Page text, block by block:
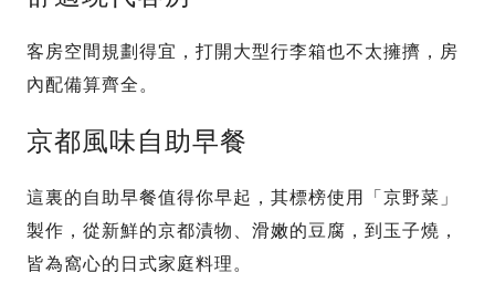
客房空間規劃得宜，打開大型行李箱也不太擁擠，房
內配備算齊全。
京都風味自助早餐
這裏的自助早餐值得你早起，其標榜使用「京野菜」
製作，從新鮮的京都漬物、滑嫩的豆腐，到玉子燒，
皆為窩心的日式家庭料理。